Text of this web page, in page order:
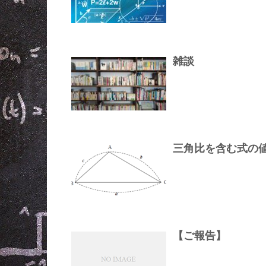
雑談
三角比を含む式の
【ご報告】